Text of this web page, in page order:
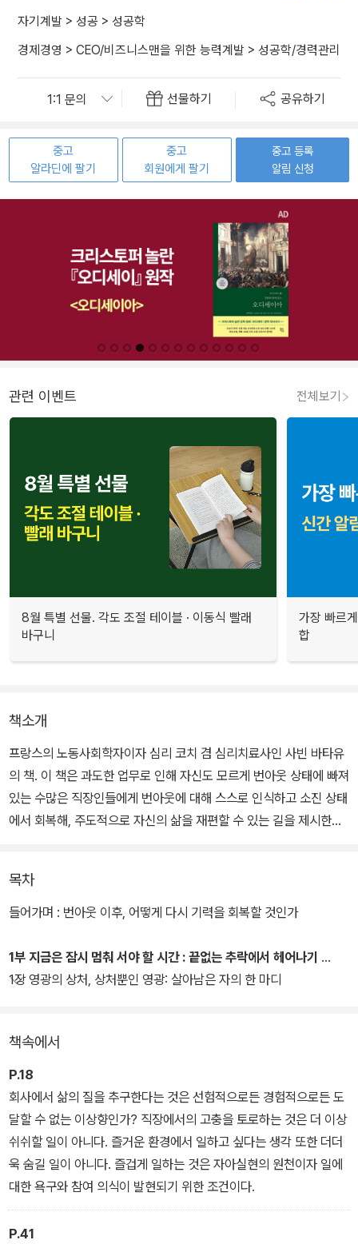
자기계발 > 성공 > 성공학
경제경영 > CEO/비즈니스맨을 위한 능력계발 > 성공학/경력관리
선물하기 공유하기
중고
알라딘에 팔기
중고
회원에게 팔기
중고 등록
알림 신청
관련 이벤트 전체보기
8월 특별 선물. 각도 조절 테이블 · 이동식 빨래
바구니
가장 빠르
합
책소개
프랑스의 노동사회학자이자 심리 코치 겸 심리치료사인 사빈 바타유
의 책. 이 책은 과도한 업무로 인해 자신도 모르게 번아웃 상태에 빠져
있는 수많은 직장인들에게 번아웃에 대해 스스로 인식하고 소진 상태
에서 회복해, 주도적으로 자신의 삶을 재편할 수 있는 길을 제시한다.
있도록, 번아웃의 초기 징후와 진단에서 시작해 번아웃 상태에서 벗
어나는 법, 다시 일터로 복귀하는 길과 재발을 막기 위한 조언까지 번
이 책에서 저자는 번아웃에서 탈출하는 경로를 크게 세 단계로 나눈
져버린 자신을 다독이고 다시 일으켜 세우는 단계, 마지막으로 일에
대한 근본적인 관계 변화와 시간에 대한 새로운 인식을 바탕으로 다
시금 일터에서 자신의 삶을 펼쳐나가되 또다시 추락하지 않도록 자신
을 보호하는 단계다.
이러한 흐름을 밟아나가는 가운데 저자가 상담을 했던 다양한 번아웃
경험자들이 어떤 과정과 단계를 거쳐 위기를 극복하고 직무 기력을
목차
들어가며 : 번아웃 이후, 어떻게 다시 기력을 회복할 것인가
1부 지금은 잠시 멈춰 서야 할 시간 : 끝없는 추락에서 헤어나기
1장 영광의 상처, 상처뿐인 영광: 살아남은 자의 한 마디
책속에서
P.18
회사에서 삶의 질을 추구한다는 것은 선험적으로든 경험적으로든 도
달할 수 없는 이상향인가? 직장에서의 고충을 토로하는 것은 더 이상
쉬쉬할 일이 아니다. 즐거운 환경에서 일하고 싶다는 생각 또한 더더
욱 숨길 일이 아니다. 즐겁게 일하는 것은 자아실현의 원천이자 일에
대한 욕구와 참여 의식이 발현되기 위한 조건이다.
P.41